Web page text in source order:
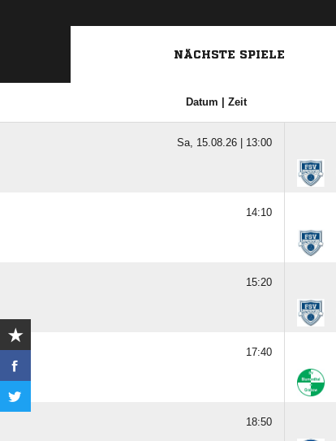
NÄCHSTE SPIELE
Datum | Zeit
Sa, 15.08.26 | 13:00
14:10
15:20
17:40
18:50